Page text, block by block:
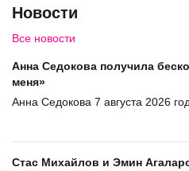
Новости
Все новости
Анна Седокова получила
меня»
Анна Седокова 7 августа 2026
Стас Михайлов и Эмин